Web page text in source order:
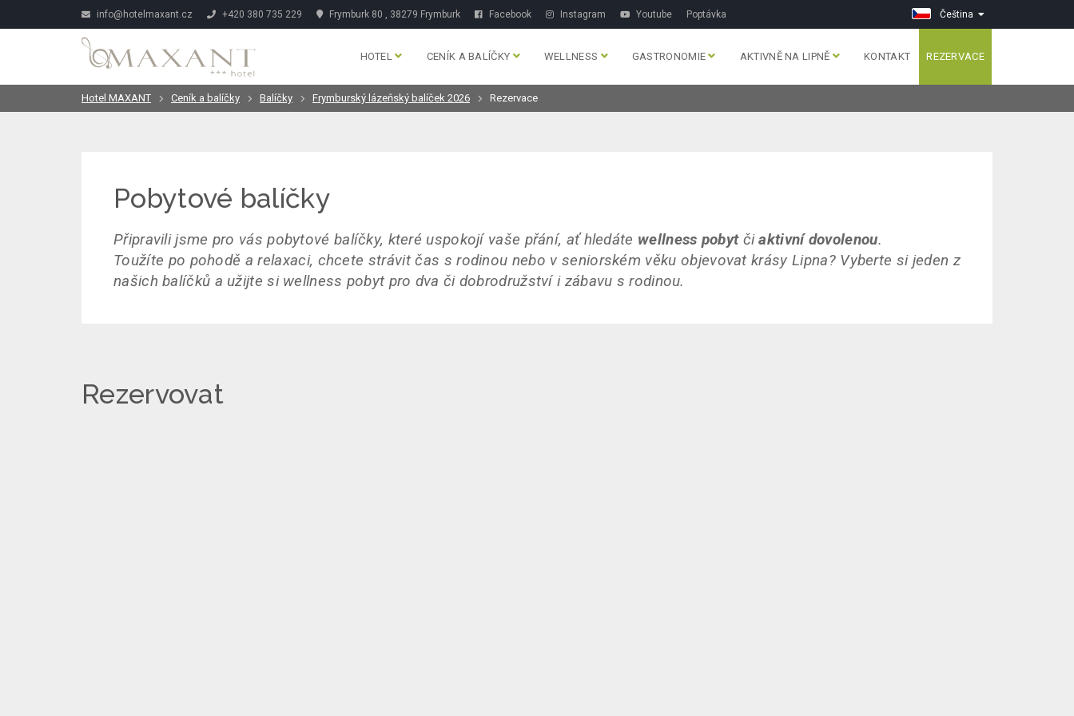
info@hotelmaxant.cz +420 380 735 229 Frymburk 80 , 38279 Frymburk Facebook Instagram Youtube Poptávka Čeština
HOTEL CENÍK A BALÍČKY WELLNESS GASTRONOMIE AKTIVNĚ NA LIPNĚ KONTAKT REZERVACE
Hotel MAXANT Ceník a balíčky Balíčky Frymburský lázeňský balíček 2026 Rezervace
Pobytové balíčky
Připravili jsme pro vás pobytové balíčky, které uspokojí vaše přání, ať hledáte wellness pobytčiaktivní dovolenou.
Toužíte po pohodě a relaxaci, chcete strávit čas s rodinou nebo v seniorském věku objevovat krásy Lipna? Vyberte si jeden z
našich balíčků a užijte si wellness pobyt pro dva či dobrodružství i zábavu s rodinou.
Rezervovat